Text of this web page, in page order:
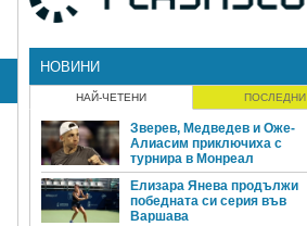
НОВИНИ
НАЙ-ЧЕТЕНИ ПОСЛЕДНИ
Зверев, Медведев и Оже-
Алиасим приключиха с
турнира в Монреал
Елизара Янева продължи
победната си серия във
Варшава